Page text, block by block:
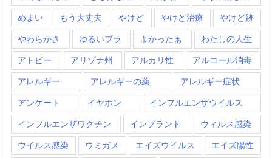
めまい もう大丈夫 やけど やけど治療 やけど跡
やわらかさ ゆるいブラ よかったぁ わたしの人生
アトピー アリゾナ州 アルカリ性 アルコール消毒
アレルギー アレルギーの薬 アレルギー症状
アンケート イヤホン インフルエンザウイルス
インフルエンザワクチン インプラント ウィルス感染
ウイルス感染 ウミガメ エイズウイルス エイズ陽性